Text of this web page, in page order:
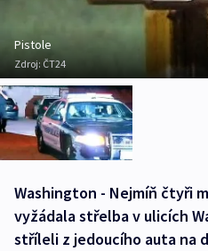
Pistole
Zdroj: ČT24
Washington - Nejmíň čtyři
vyžádala střelba v ulicích
stříleli z jedoucího auta na